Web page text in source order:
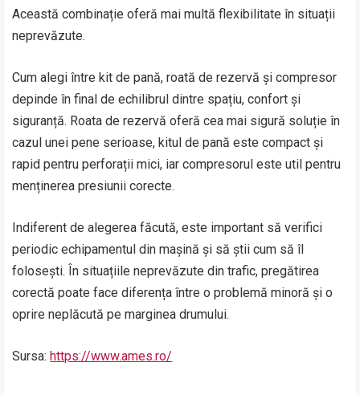
Această combinație oferă mai multă flexibilitate în situații
neprevăzute.
Cum alegi între kit de pană, roată de rezervă și compresor
depinde în final de echilibrul dintre spațiu, confort și
siguranță. Roata de rezervă oferă cea mai sigură soluție în
cazul unei pene serioase, kitul de pană este compact și
rapid pentru perforații mici, iar compresorul este util pentru
menținerea presiunii corecte.
Indiferent de alegerea făcută, este important să verifici
periodic echipamentul din mașină și să știi cum să îl
folosești. În situațiile neprevăzute din trafic, pregătirea
corectă poate face diferența între o problemă minoră și o
oprire neplăcută pe marginea drumului.
Sursa:https://www.ames.ro/